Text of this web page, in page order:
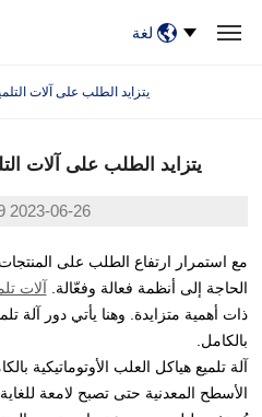
لغة
يتزايد الطلب على آلات
يتزايد الطلب على آلات
2023-06-26 03:06:59
مع استمرار ارتفاع الطلب على المنتجات
الحاجة إلى أنظمة فعالة وفعّالة. آلات
ذات أهمية متزايدة. وهنا يأتي دور آلة
بالكامل.
آلة تلميع هياكل العلب الأوتوماتيكية
الأسطح المعدنية حتى تصبح لامعة